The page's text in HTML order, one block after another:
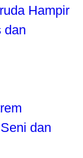
Hampir
dan
dan